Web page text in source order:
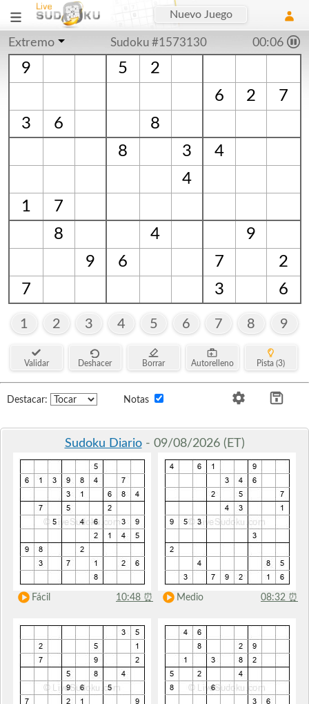
Nuevo Juego
Extremo Sudoku #1573130 00:06
9 5
2
6
2
7
3
6
8
8
3
4
4
1
7
8
4
9
9
6 7
2
7
3 6
1 2 3 4 5 6 7 8 9
Validar Deshacer Borrar Autorelleno Pista (3)
Destacar: Notas
Sudoku Diario- 09/08/2026 (ET)
Fácil 10:48 ⏰ Medio 08:32 ⏰